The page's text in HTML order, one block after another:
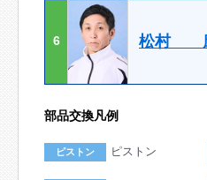
6 松村
部品交換凡例
ピストン ピストン